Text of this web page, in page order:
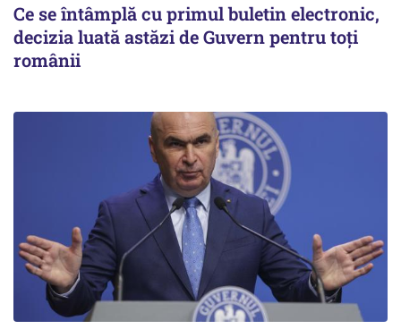
Ce se întâmplă cu primul buletin electronic,
decizia luată astăzi de Guvern pentru toți
românii